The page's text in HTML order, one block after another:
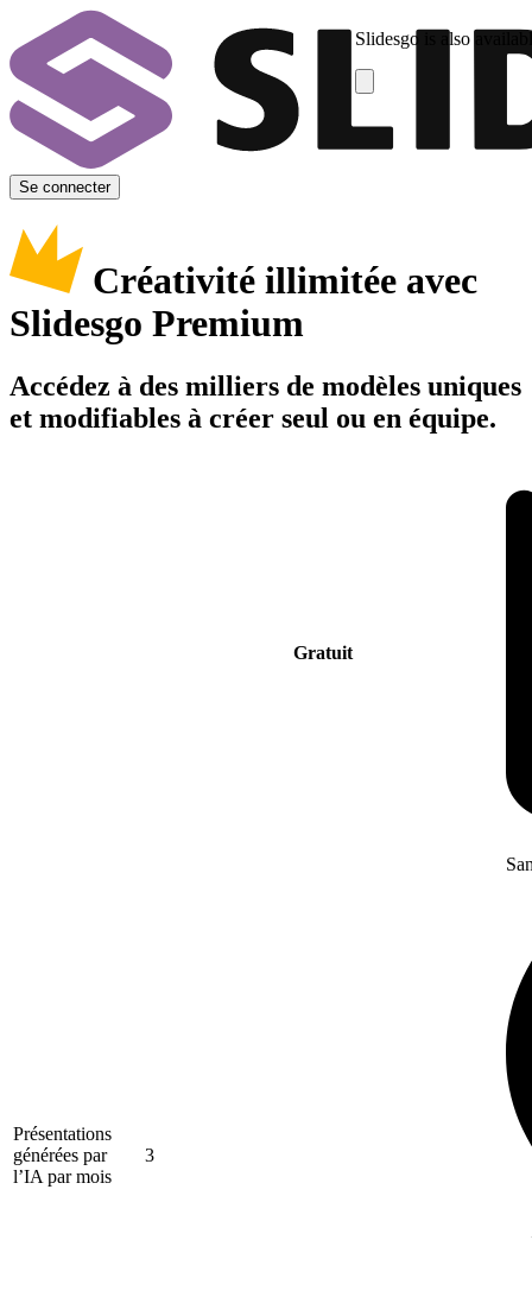
Slidesgo is also
Se connecter
Créativité illimitée avec
Slidesgo Premium
Accédez à des milliers de modèles uniques
et modifiables à créer seul ou en équipe.
Gratuit
Présentations
générées par
l’IA par mois
3